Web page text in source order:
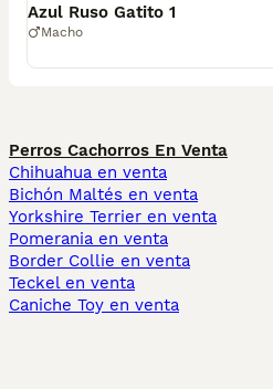
Azul Ruso Gatito 1
Macho
Perros Cachorros En Venta
Chihuahua en venta
Bichón Maltés en venta
Yorkshire Terrier en venta
Pomerania en venta
Border Collie en venta
Teckel en venta
Caniche Toy en venta